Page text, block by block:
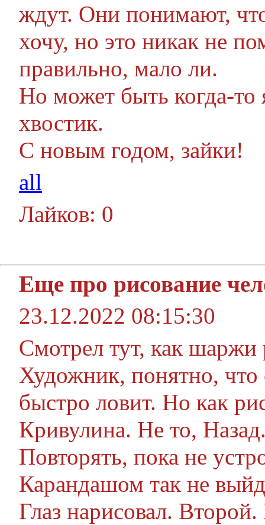
ждут. Они понимают,
хочу, но это никак не
правильно, мало ли.
Но может быть когда-
хвостик.
С новым годом, зайки!
all
Лайков: 0
Еще про рисование
23.12.2022 08:15:30
Смотрел тут, как
Художник, понятно,
быстро ловит. Но как
Кривулина. Не то,
Повторять, пока не
Карандашом так не
Глаз нарисовал.